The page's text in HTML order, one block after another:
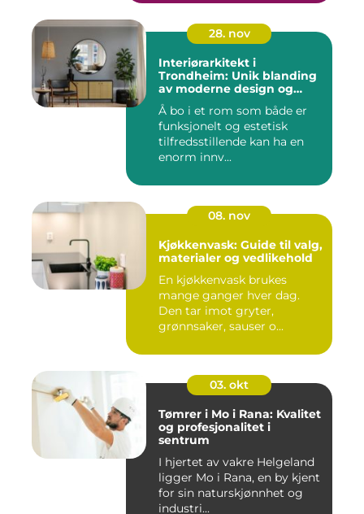
28. nov
Interiørarkitekt i
Trondheim: Unik blanding
av moderne design og
tradisjonelle elementer
Å bo i et rom som både er
funksjonelt og estetisk
tilfredsstillende kan ha en
enorm innv...
08. nov
Kjøkkenvask: Guide til valg,
materialer og vedlikehold
En kjøkkenvask brukes
mange ganger hver dag.
Den tar imot gryter,
grønnsaker, sauser o...
03. okt
Tømrer i Mo i Rana: Kvalitet
og profesjonalitet i
sentrum
I hjertet av vakre Helgeland
ligger Mo i Rana, en by kjent
for sin naturskjønnhet og
industri...